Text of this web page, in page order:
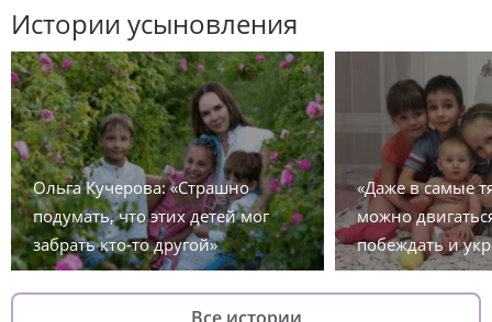
Истории усыновления
Ольга Кучерова: «Страшно
подумать, что этих детей мог
забрать кто-то другой»
«Даже в самые
можно
побеждать и